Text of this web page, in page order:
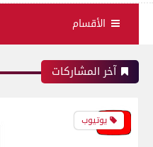
الأقسام
آخر المشاركات
يوتيوب